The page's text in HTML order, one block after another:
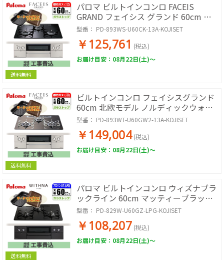
送料無料
パロマ ビルトインコンロ FACEIS
GRAND フェイシス グランド 60cm ク
リアパールブラック 都市ガス用【日本
製】台数限定!!ラ・クックグランサービ
ス!【標準工事費込み】 PD-893WS-
U60CK-13A-KOJISET
型番： PD-893WS-U60CK-13A-KOJISET
￥125,761 (税込)
お届け目安：08月22日(土)～
送料無料
ビルトインコンロ フェイシスグランド
60cm 北欧モデル ノルディックウォル
ナット 都市ガス用 台数限定!!ラ・クッ
クグランサービス!【工事費込み】
型番： PD-893WT-U60GW2-13A-KOJISET
￥149,004 (税込)
お届け目安：08月22日(土)～
送料無料
パロマ ビルトインコンロ ウィズナブラ
ックライン 60cm マッティーブラック
プロパン用 台数限定!!ラ・クックグラ
ンサービス!【標準工事費込み】 PD-
829W-U60GZ-LPG-KOJISET
型番： PD-829W-U60GZ-LPG-KOJISET
￥108,207 (税込)
お届け目安：08月22日(土)～